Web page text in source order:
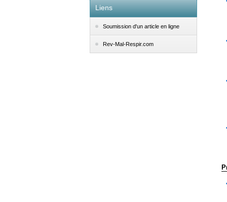
Liens
Soumission d'un article en ligne
Rev-Mal-Respir.com